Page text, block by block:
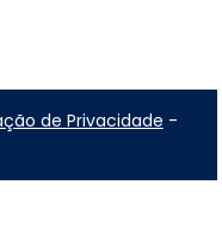
de Privacidade -